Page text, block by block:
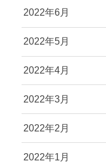
2022年6月
2022年5月
2022年4月
2022年3月
2022年2月
2022年1月